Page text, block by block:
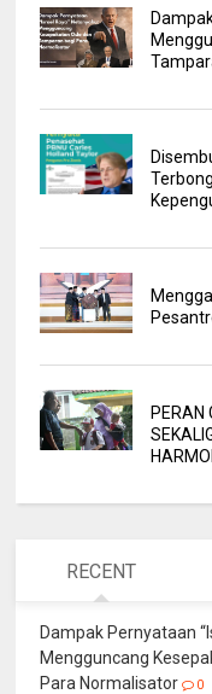
PERAN
RECENT
Dampak Pernyataan
Mengguncang
Para Normalisator
0